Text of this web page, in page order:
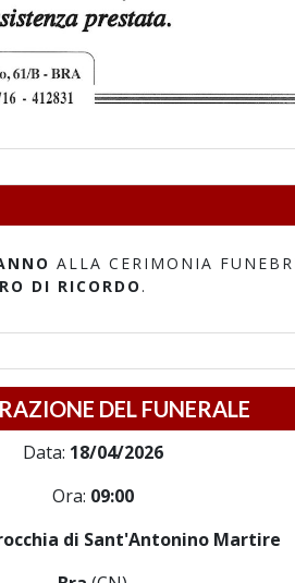
ALLA CERIMONIA
DI RICORDO .
DEL FUNERALE
Data: 18/04/2026
Ora: 09:00
di Sant'Antonino Martire